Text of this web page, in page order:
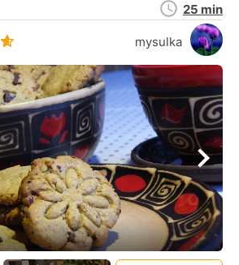
mysulka
Doba
přípravy
25 min